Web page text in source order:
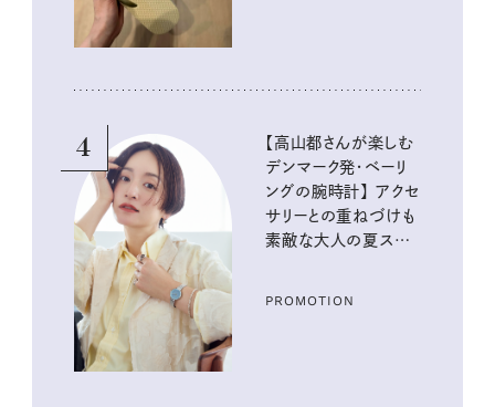
4
【高山都さんが楽しむ
デンマーク発・ベーリ
ングの腕時計】 アクセ
サリーとの重ねづけも
素敵な大人の夏スタイ
PROMOTION